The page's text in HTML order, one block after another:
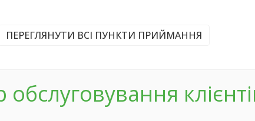
ПЕРЕГЛЯНУТИ ВСІ ПУНКТИ ПРИЙМАННЯ
обслуговування